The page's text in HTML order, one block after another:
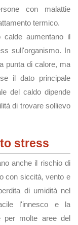
con malattie
termico.
calde aumentano il
sull'organismo. In
punta di calore, ma
il dato principale
del caldo dipende
di trovare sollievo
stress
anche il rischio di
con siccità, vento e
di umidità nel
l'innesco e la
per molte aree del